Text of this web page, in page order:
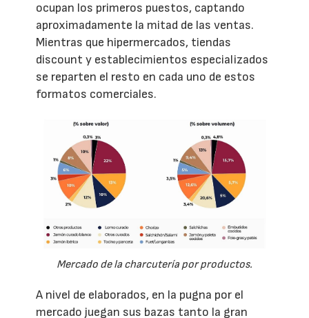
ocupan los primeros puestos, captando
aproximadamente la mitad de las ventas.
Mientras que hipermercados, tiendas
discount y establecimientos especializados
se reparten el resto en cada uno de estos
formatos comerciales.
Mercado de la charcutería por productos.
A nivel de elaborados, en la pugna por el
mercado juegan sus bazas tanto la gran